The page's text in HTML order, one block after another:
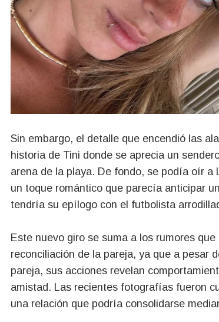
Sin embargo, el detalle que encendió las
historia de Tini donde se aprecia un
arena de la playa. De fondo, se podía oír
un toque romántico que parecía anticipar
tendría su epílogo con el futbolista
Este nuevo giro se suma a los rumores
reconciliación de la pareja, ya que a pesar
pareja, sus acciones revelan
amistad. Las recientes fotografías fueron
una relación que podría consolidarse